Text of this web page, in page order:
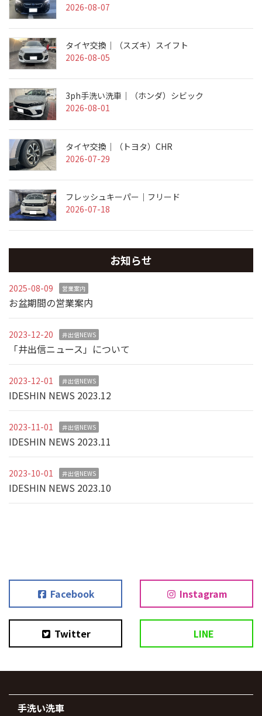
2026-08-07
タイヤ交換｜（スズキ）スイフト
2026-08-05
3ph手洗い洗車｜（ホンダ）シビック
2026-08-01
タイヤ交換｜（トヨタ）CHR
2026-07-29
フレッシュキーパー｜フリード
2026-07-18
お知らせ
2025-08-09 営業案内
お盆期間の営業案内
2023-12-20 井出信NEWS
「井出信ニュース」について
2023-12-01 井出信NEWS
IDESHIN NEWS 2023.12
2023-11-01 井出信NEWS
IDESHIN NEWS 2023.11
2023-10-01 井出信NEWS
IDESHIN NEWS 2023.10
Facebook Instagram
Twitter LINE
手洗い洗車